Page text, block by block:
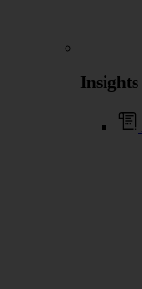
Insights